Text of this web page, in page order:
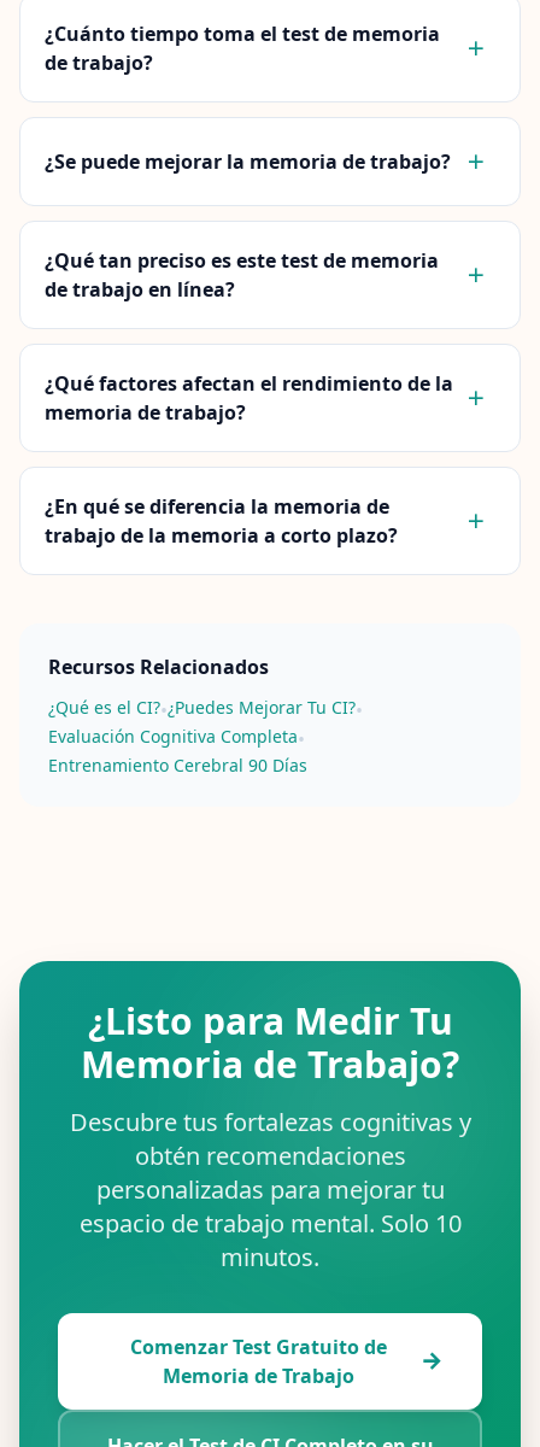
¿Cuánto tiempo toma el test de memoria
de trabajo?
¿Se puede mejorar la memoria de trabajo?
¿Qué tan preciso es este test de memoria
de trabajo en línea?
¿Qué factores afectan el rendimiento de la
memoria de trabajo?
¿En qué se diferencia la memoria de
trabajo de la memoria a corto plazo?
Recursos Relacionados
¿Qué es el CI?•¿Puedes Mejorar Tu CI?•
Evaluación Cognitiva Completa•
Entrenamiento Cerebral 90 Días
¿Listo para Medir Tu
Memoria de Trabajo?
Descubre tus fortalezas cognitivas y
obtén recomendaciones
personalizadas para mejorar tu
espacio de trabajo mental. Solo 10
minutos.
Comenzar Test Gratuito de
Memoria de Trabajo